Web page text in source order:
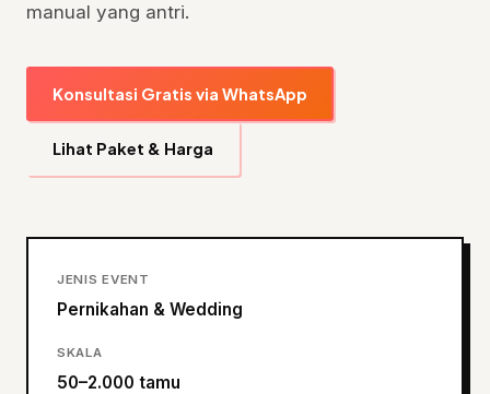
manual yang antri.
Konsultasi Gratis via WhatsApp
Lihat Paket & Harga
JENIS EVENT
Pernikahan & Wedding
SKALA
50–2.000 tamu